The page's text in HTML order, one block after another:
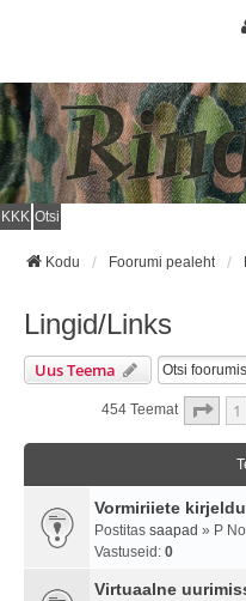
KKK Otsi
Kodu Foorumi pealeht
Lingid/Links
Uus Teema
454 Teemat .1
Vormiriiete
Postitas saapad » P
Vastuseid: 0
Virtuaalne